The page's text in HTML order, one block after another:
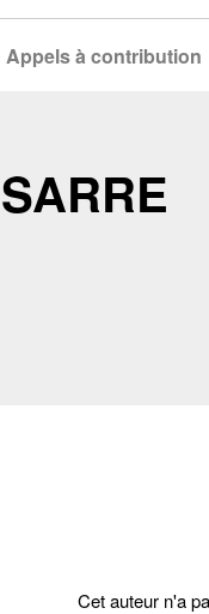
Appels à contribution
Cet auteur n'a